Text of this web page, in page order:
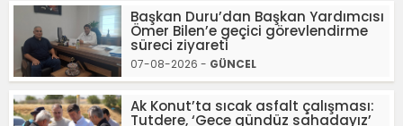
Başkan Duru’dan Başkan Yardımcısı
Ömer Bilen’e geçici görevlendirme
süreci ziyareti
07-08-2026 - GÜNCEL
Ak Konut’ta sıcak asfalt çalışması:
Tutdere, ‘Gece gündüz sahadayız’